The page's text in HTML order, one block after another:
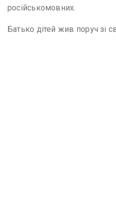
російськомовних.
Батько дітей жив поруч